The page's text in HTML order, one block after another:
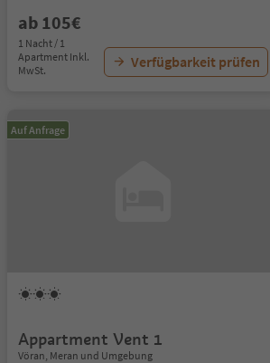
ab 105€
1 Nacht / 1
Apartment Inkl.
MwSt.
Verfügbarkeit prüfen
Auf Anfrage
Appartment Vent 1
Vöran, Meran und Umgebung